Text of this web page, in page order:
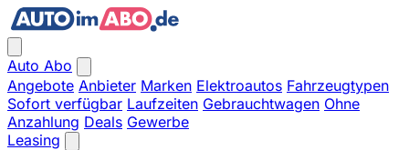
Auto Abo
Angebote Anbieter Marken Elektroautos Fahrzeugtypen
Sofort verfügbar Laufzeiten Gebrauchtwagen Ohne
Anzahlung Deals Gewerbe
Leasing